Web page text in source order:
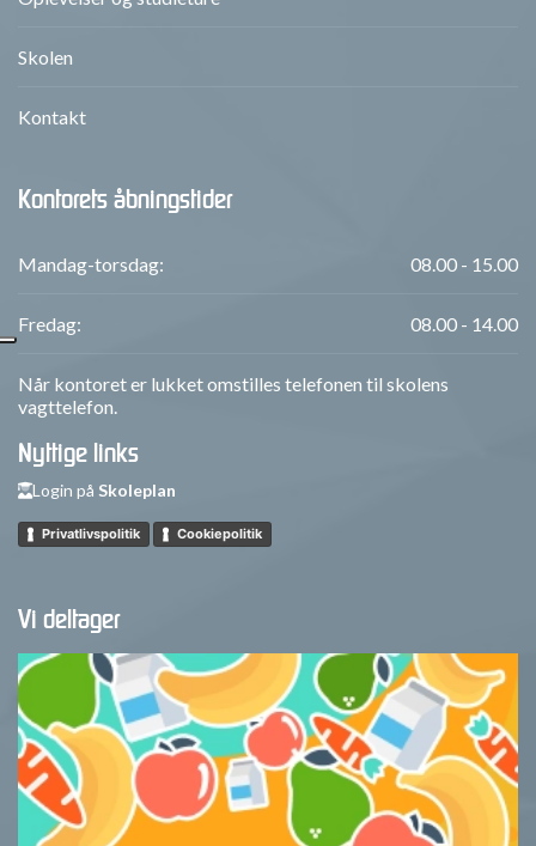
Skolen
Kontakt
Kontorets åbningstider
Mandag-torsdag: 08.00 - 15.00
Fredag: 08.00 - 14.00
Når kontoret er lukket omstilles telefonen til skolens
vagttelefon.
Nyttige links
Login på Skoleplan
Privatlivspolitik Cookiepolitik
Vi deltager